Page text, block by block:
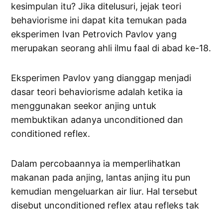
kesimpulan itu? Jika ditelusuri, jejak teori
behaviorisme ini dapat kita temukan pada
eksperimen Ivan Petrovich Pavlov yang
merupakan seorang ahli ilmu faal di abad ke-18.
Eksperimen Pavlov yang dianggap menjadi
dasar teori behaviorisme adalah ketika ia
menggunakan seekor anjing untuk
membuktikan adanya unconditioned dan
conditioned reflex.
Dalam percobaannya ia memperlihatkan
makanan pada anjing, lantas anjing itu pun
kemudian mengeluarkan air liur. Hal tersebut
disebut unconditioned reflex atau refleks tak